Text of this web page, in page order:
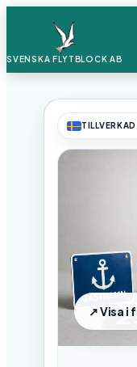
SVENSKA FLYTBLOCK AB